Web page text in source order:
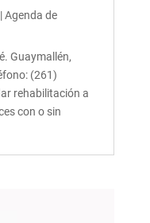
|Agenda de
Guaymallén,
(261)
rehabilitación a
con o sin